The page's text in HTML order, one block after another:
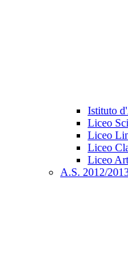
Istituto
Liceo
Liceo
Liceo
Liceo
A.S. 2012/